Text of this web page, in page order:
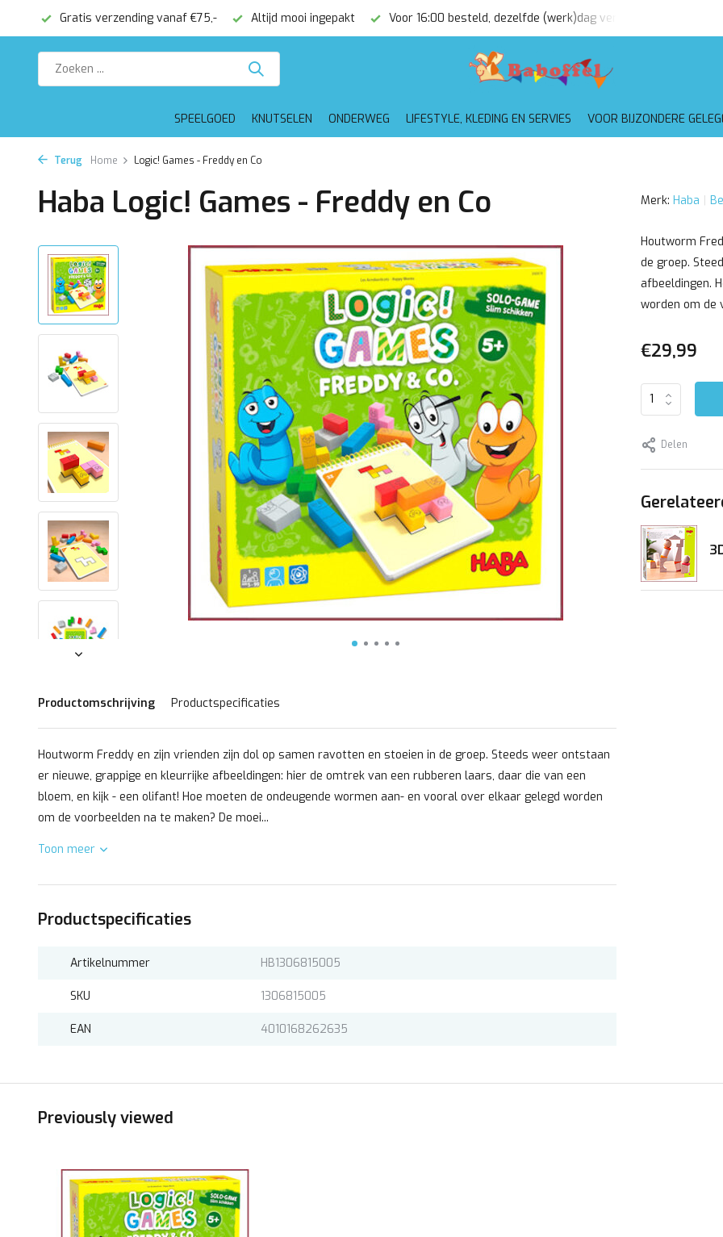
Gratis verzending vanaf €75,- Altijd mooi ingepakt Voor 16:00 besteld, dezelfde (werk)dag verzonden
SPEELGOED KNUTSELEN ONDERWEG LIFESTYLE, KLEDING EN SERVIES VOOR BIJZONDERE
Terug Home Logic! Games - Freddy en Co
Haba Logic! Games - Freddy en Co
Productomschrijving Productspecificaties
Houtworm Freddy en zijn vrienden zijn dol op samen ravotten en stoeien in de groep. Steeds weer ontstaan
er nieuwe, grappige en kleurrijke afbeeldingen: hier de omtrek van een rubberen laars, daar die van een
bloem, en kijk - een olifant! Hoe moeten de ondeugende wormen aan- en vooral over elkaar gelegd worden
om de voorbeelden na te maken? De moei...
Toon meer
Productspecificaties
Artikelnummer HB1306815005
SKU 1306815005
EAN 4010168262635
Merk: Haba
Houtworm
de groep.
afbeeldingen.
worden om de
€29,99
Delen
Previously viewed